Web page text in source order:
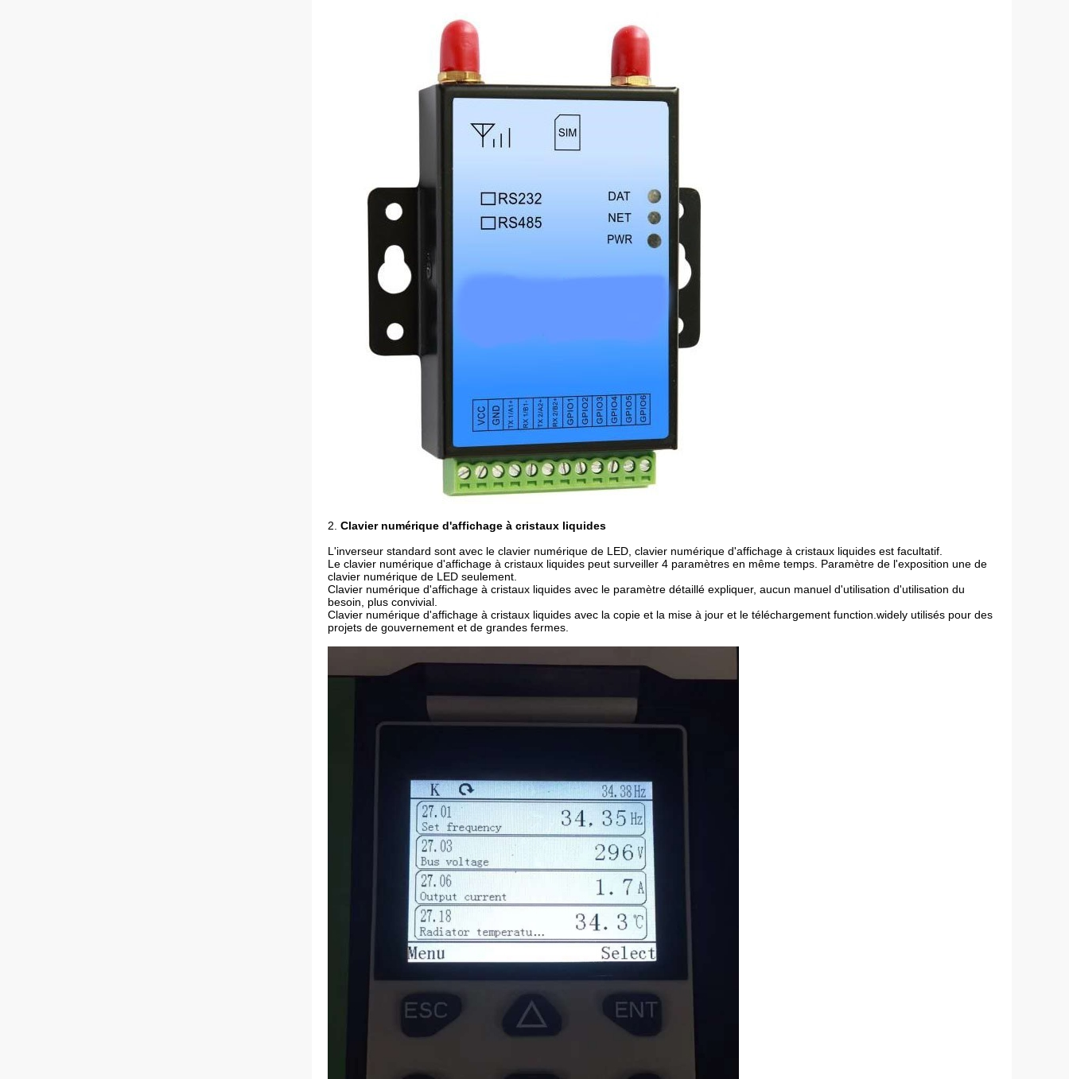
2. Clavier numérique d'affichage à cristaux liquides
L'inverseur standard sont avec le clavier numérique de LED, clavier numérique d'affichage à cristaux liquides est facultatif.
Le clavier numérique d'affichage à cristaux liquides peut surveiller 4 paramètres en même temps. Paramètre de l'exposition une de
clavier numérique de LED seulement.
Clavier numérique d'affichage à cristaux liquides avec le paramètre détaillé expliquer, aucun manuel d'utilisation d'utilisation du
besoin, plus convivial.
Clavier numérique d'affichage à cristaux liquides avec la copie et la mise à jour et le téléchargement function.widely utilisés pour des
projets de gouvernement et de grandes fermes.